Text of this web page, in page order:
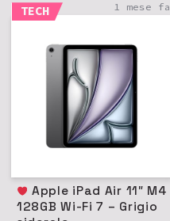
TECH 1 mese fa
Apple iPad Air 11″ M4
128GB Wi-Fi 7 – Grigio